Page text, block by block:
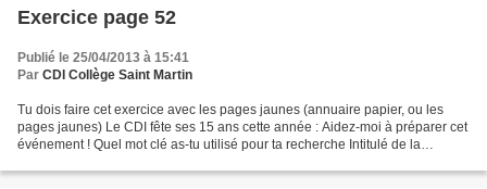
Exercice page 52
Publié le 25/04/2013 à 15:41
Par CDI Collège Saint Martin
Tu dois faire cet exercice avec les pages jaunes (annuaire papier, ou les
pages jaunes) Le CDI fête ses 15 ans cette année : Aidez-moi à préparer cet
événement ! Quel mot clé as-tu utilisé pour ta recherche Intitulé de la